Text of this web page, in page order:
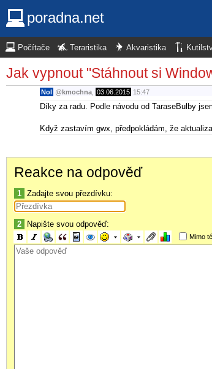
poradna.net
Počítače Teraristika Akvaristika
Jak vypnout "Stáhnout si
Nol @kmochna 03.06.2015 15:47
Díky za radu. Podle návodu od TaraseBulby
Když zastavím gwx, předpokládám, že
Reakce na odpověď
1 Zadajte svou přezdívku:
2 Napište svou odpověď:
Mimo